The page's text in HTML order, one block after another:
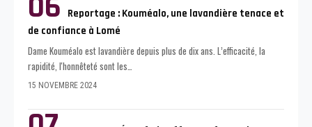
Reportage : Kouméalo, une lavandière tenace et
de confiance à Lomé
Dame Kouméalo est lavandière depuis plus de dix ans. L’efficacité, la
rapidité, l'honnêteté sont les…
15 NOVEMBRE 2024